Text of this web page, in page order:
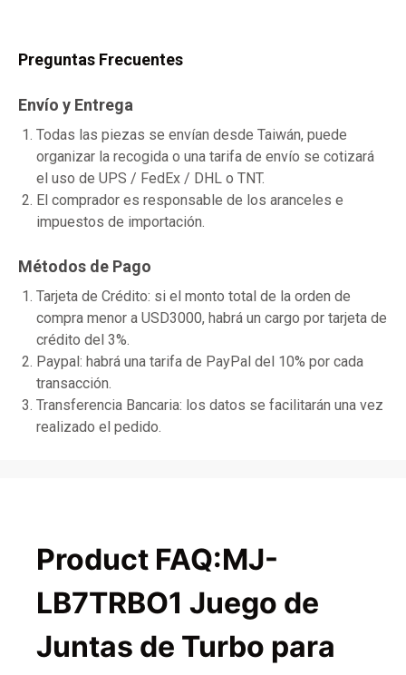
Preguntas Frecuentes
Envío y Entrega
Todas las piezas se envían desde Taiwán, puede
organizar la recogida o una tarifa de envío se cotizará
el uso de UPS / FedEx / DHL o TNT.
El comprador es responsable de los aranceles e
impuestos de importación.
Métodos de Pago
Tarjeta de Crédito: si el monto total de la orden de
compra menor a USD3000, habrá un cargo por tarjeta de
crédito del 3%.
Paypal: habrá una tarifa de PayPal del 10% por cada
transacción.
Transferencia Bancaria: los datos se facilitarán una vez
realizado el pedido.
Product FAQ:MJ-
LB7TRBO1 Juego de
Juntas de Turbo para